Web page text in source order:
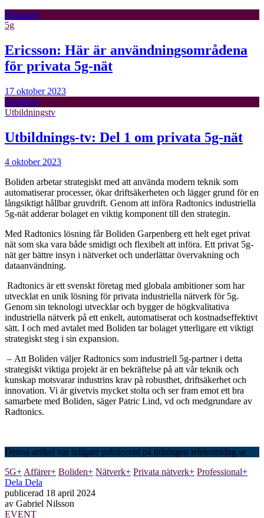
Premium
5g
Ericsson: Här är användningsområdena
för privata 5g-nät
17 oktober 2023
Premium
Utbildningstv
Utbildnings-tv: Del 1 om privata 5g-nät
4 oktober 2023
Boliden arbetar strategiskt med att använda modern teknik som
automatiserar processer, ökar driftsäkerheten och lägger grund för en
långsiktigt hållbar gruvdrift. Genom att införa Radtonics industriella
5g-nät adderar bolaget en viktig komponent till den strategin.
Med Radtonics lösning får Boliden Garpenberg ett helt eget privat
nät som ska vara både smidigt och flexibelt att införa. Ett privat 5g-
nät ger bättre insyn i nätverket och underlättar övervakning och
dataanvändning.
Radtonics är ett svenskt företag med globala ambitioner som har
utvecklat en unik lösning för privata industriella nätverk för 5g.
Genom sin teknologi utvecklar och bygger de högkvalitativa
industriella nätverk på ett enkelt, automatiserat och kostnadseffektivt
sätt. I och med avtalet med Boliden tar bolaget ytterligare ett viktigt
strategiskt steg i sin expansion.
– Att Boliden väljer Radtonics som industriell 5g-partner i detta
strategiskt viktiga projekt är en bekräftelse på att vår teknik och
kunskap motsvarar industrins krav på robusthet, driftsäkerhet och
innovation. Vi är givetvis mycket stolta och ser fram emot ett bra
samarbete med Boliden, säger Patric Lind, vd och medgrundare av
Radtonics.
Denna artikel var tidigare publicerad på tidningen telekomidag.se
5G+Affärer+ Boliden+ Nätverk+ Privata nätverk+ Professional+
Dela Dela
publicerad 18 april 2024
av Gabriel Nilsson
EVENT